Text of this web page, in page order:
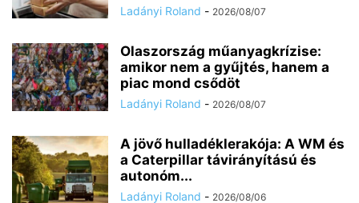
Ladányi Roland - 2026/08/07
Olaszország műanyagkrízise:
amikor nem a gyűjtés, hanem a
piac mond csődöt
Ladányi Roland - 2026/08/07
A jövő hulladéklerakója: A WM és
a Caterpillar távirányítású és
autonóm...
Ladányi Roland - 2026/08/06